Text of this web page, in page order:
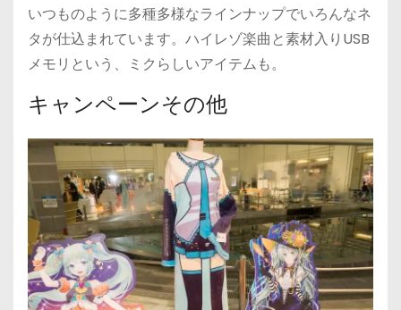
いつものように多種多様なラインナップでいろんなネ
タが仕込まれています。ハイレゾ楽曲と素材入りUSB
メモリという、ミクらしいアイテムも。
キャンペーンその他